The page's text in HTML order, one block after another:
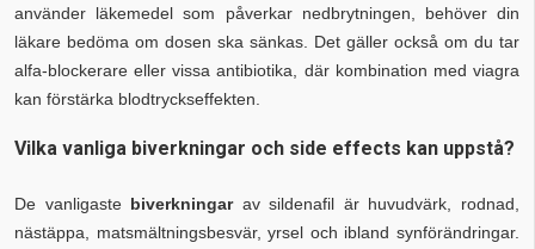
använder läkemedel som påverkar nedbrytningen, behöver din
läkare bedöma om dosen ska sänkas. Det gäller också om du tar
alfa-blockerare eller vissa antibiotika, där kombination med viagra
kan förstärka blodtryckseffekten.
Vilka vanliga biverkningar och side effects kan uppstå?
De vanligaste biverkningarav sildenafil är huvudvärk, rodnad,
nästäppa, matsmältningsbesvär, yrsel och ibland synförändringar.